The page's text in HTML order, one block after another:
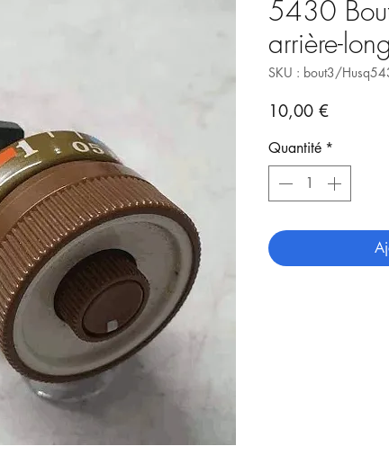
5430
arrière-
SKU : bout3/
10,00 €Prix
Quantité *